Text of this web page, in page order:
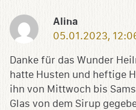
Alina
05.01.2023,
Danke für das Wunder
hatte Husten und heftige
ihn von Mittwoch bis
Glas von dem Sirup